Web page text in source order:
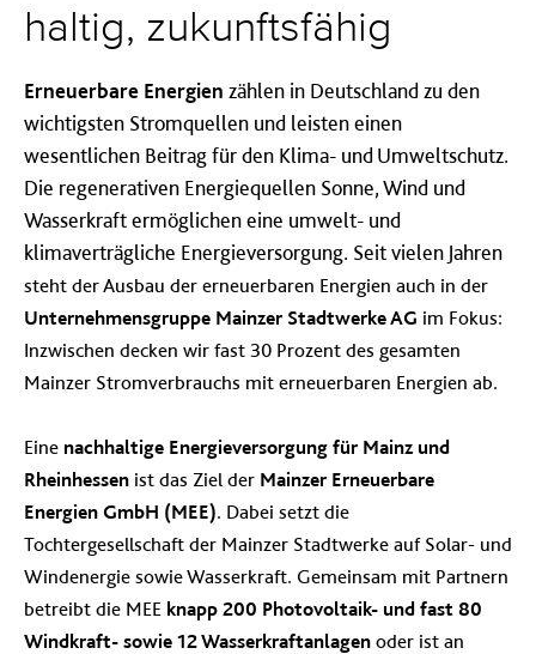
haltig, zukunfts­fähig
Erneuerbare Energien zählen in Deutschland zu den
wichtigsten Stromquellen und leisten einen
wesentlichen Beitrag für den Klima- und Umweltschutz.
Die regenerativen Energiequellen Sonne, Wind und
Wasserkraft ermöglichen eine umwelt- und
klimaverträgliche Energieversorgung. Seit vielen Jahren
steht der Ausbau der erneuerbaren Energien auch in der
Unternehmensgruppe Mainzer Stadtwerke AG im Fokus:
Inzwischen decken wir fast 30 Prozent des gesamten
Mainzer Stromverbrauchs mit erneuerbaren Energien ab.
Eine nachhaltige Energieversorgung für Mainz und
Rheinhessen ist das Ziel der Mainzer Erneuerbare
Energien GmbH (MEE). Dabei setzt die
Tochtergesellschaft der Mainzer Stadtwerke auf Solar- und
Windenergie sowie Wasserkraft. Gemeinsam mit Partnern
betreibt die MEE knapp 200 Photovoltaik- und fast 80
Windkraft- sowie 12 Wasserkraftanlagen oder ist an